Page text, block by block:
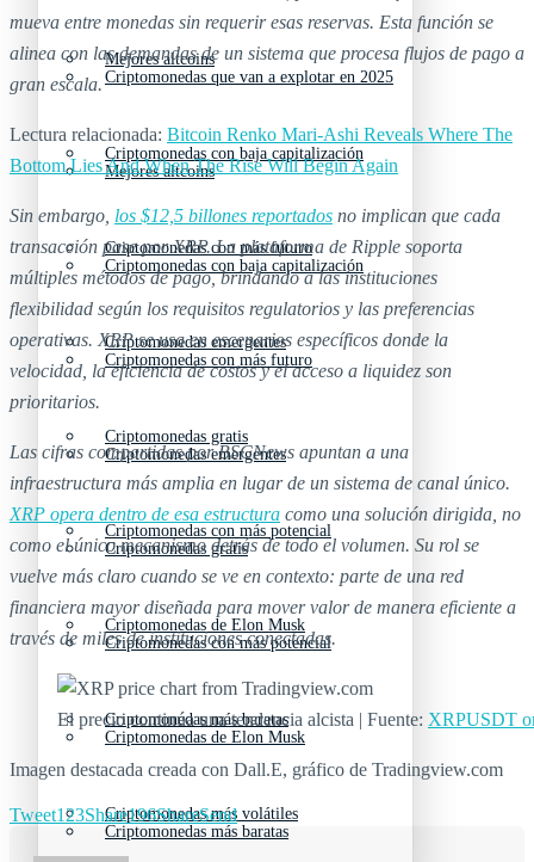
Mejores altcoins
Criptomonedas con baja capitalización
Criptomonedas con más futuro
Criptomonedas emergentes
Criptomonedas gratis
Criptomonedas con más potencial
Criptomonedas de Elon Musk
Criptomonedas más baratas
Criptomonedas más volátiles
Criptomonedas que van a explotar en 2025
Mejores altcoins
Criptomonedas con baja capitalización
Criptomonedas con más futuro
Criptomonedas emergentes
Criptomonedas gratis
Criptomonedas con más potencial
Criptomonedas de Elon Musk
Criptomonedas más baratas
mueva entre monedas sin requerir esas reservas. Esta función se
alinea con las demandas de un sistema que procesa flujos de pago a
gran escala.
Lectura relacionada: Bitcoin Renko Mari-Ashi Reveals Where The
Bottom Lies And When The Rise Will Begin Again
Sin embargo, los $12,5 billones reportados no implican que cada
transacción pase por XRP. La plataforma de Ripple soporta
múltiples métodos de pago, brindando a las instituciones
flexibilidad según los requisitos regulatorios y las preferencias
operativas. XRP se usa en escenarios específicos donde la
velocidad, la eficiencia de costos y el acceso a liquidez son
prioritarios.
Las cifras compartidas por BSCNews apuntan a una
infraestructura más amplia en lugar de un sistema de canal único.
XRP opera dentro de esa estructura como una solución dirigida, no
como el único mecanismo detrás de todo el volumen. Su rol se
vuelve más claro cuando se ve en contexto: parte de una red
financiera mayor diseñada para mover valor de manera eficiente a
través de miles de instituciones conectadas.
El precio continúa una tendencia alcista | Fuente: XRPUSDT
Imagen destacada creada con Dall.E, gráfico de Tradingview.com
Tweet123Share196ShareSend